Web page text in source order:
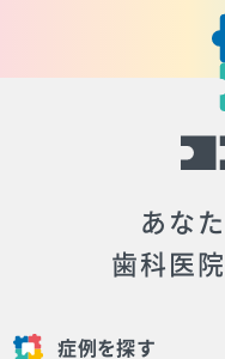
あな
歯科医
症例を探す